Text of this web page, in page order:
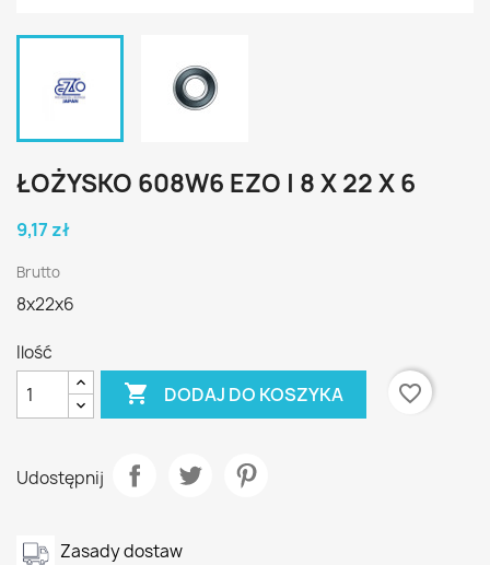
ŁOŻYSKO 608W6 EZO | 8 X 22 X 6
9,17 zł
Brutto
8x22x6
Ilość
 DODAJ DO KOSZYKA favorite_border
Udostępnij
Zasady dostaw